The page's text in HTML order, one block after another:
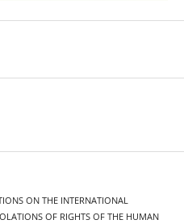
ON THE INTERNATIONAL
OF RIGHTS OF THE HUMAN